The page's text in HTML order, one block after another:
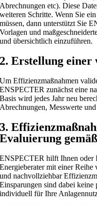
Abrechnungen etc). Diese
weiteren Schritte. Wenn Sie
müssen, dann unterstützt Sie
Vorlagen und
und übersichtlich einzuführen.
2. Erstellung einer
Um Effizienzmaßnahmen
ENSPECTER zunächst eine
Basis wird jedes Jahr neu
Abrechnungen, Messwerte
3.
Evaluierung
ENSPECTER hilft Ihnen oder
Energieberater mit einer Reihe
und nachvollziehbar
Einsparungen sind dabei keine
individuell für Ihre